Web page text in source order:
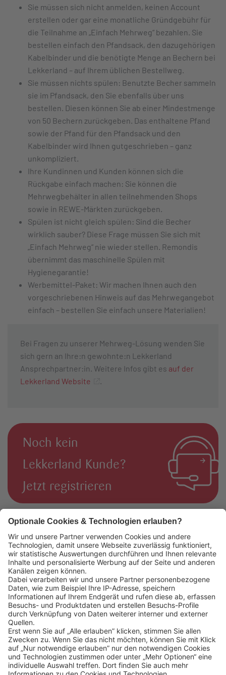
Sie müssen sich nicht anmelden, keinen Account
erstellen oder gar eine monatliche Gründgebühr für
die Teilnahme an „Einfach Mehrweg“ bezahlen. Sie
bestellen einfach den Pfandsack, den dazugehörigen
Kabelbinder und die benötigte Menge an Bechern bei
Lekkerland – auf Ihrem üblichen Bestellweg.
Sie müssen nichts spülen: Benutzte Becher sammeln
sie im Pfandsack, den Sie ebenfalls über uns
bestellen. Diesen können Sie ab einer Mindestmenge
von 50 Bechern zurückgeben. Das enthaltene Pfand
sowie der Pfand für den Pfandsack und den
Kabelbinder wird Ihnen gutgeschrieben – ganz
unkompliziert.
Ihre Kundinnen und Kunden können sich die
Rückgabe einfach machen: Sie können die
Mehrwegbehälter in allen teilnehmenden Shops
sowie in REWE-Märkten zurückgeben.
Spülen ist nicht gleich spülen: Sind die Becher
wirklich sauber? Diese Frage müssen Sie sich mit
„Einfach Mehrweg“ nie wieder stellen. Remondis
übernimmt das maschinelle Spülen mit
Hygienegarantie!
Werbemittel-Paket: Wir machen Ihnen auch den
vorgeschriebenen Hinweis auf das Mehrwegangebot
einfach – bestellen Sie einfach unsere Materialien!
Bei Fragen zu unserer Mehrweg-Lösung wenden Sie
sich gern an Ihre:n gewohnte:n Lekkerland
Ansprechpartner:in. Weitere Infos gibt es auf der
Lekkerland Website
.
Noch kein
Lekkerland Kunde?
Jetzt registrieren
Das könnte Sie auch interessieren:
Lekkerland SE
50226 Frechen
Deutschland
+49 2234 1821-0